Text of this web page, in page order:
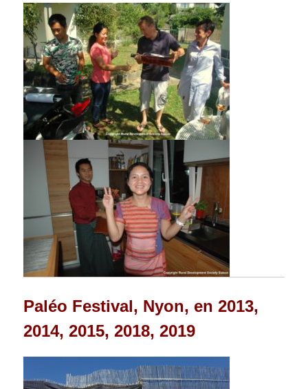
Paléo Festival, Nyon, en 2013,
2014, 2015, 2018, 2019